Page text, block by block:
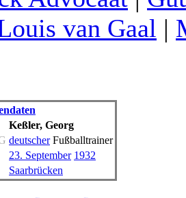
van Gaal |
Keßler, Georg
deutscherFußballtrainer
23. September 1932
Saarbrücken